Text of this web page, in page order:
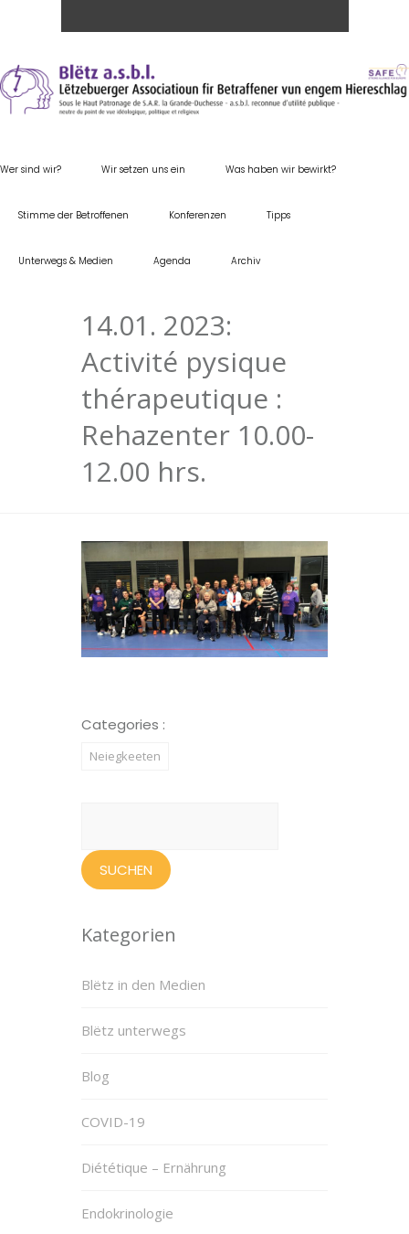
Wer sind wir? Wir setzen uns ein Was haben wir bewirkt?
Stimme der Betroffenen Konferenzen Tipps
Unterwegs & Medien Agenda Archiv
14.01. 2023:
Activité pysique
thérapeutique :
Rehazenter 10.00-
12.00 hrs.
Categories :
Neiegkeeten
Kategorien
Blëtz in den Medien
Blëtz unterwegs
Blog
COVID-19
Diététique – Ernährung
Endokrinologie